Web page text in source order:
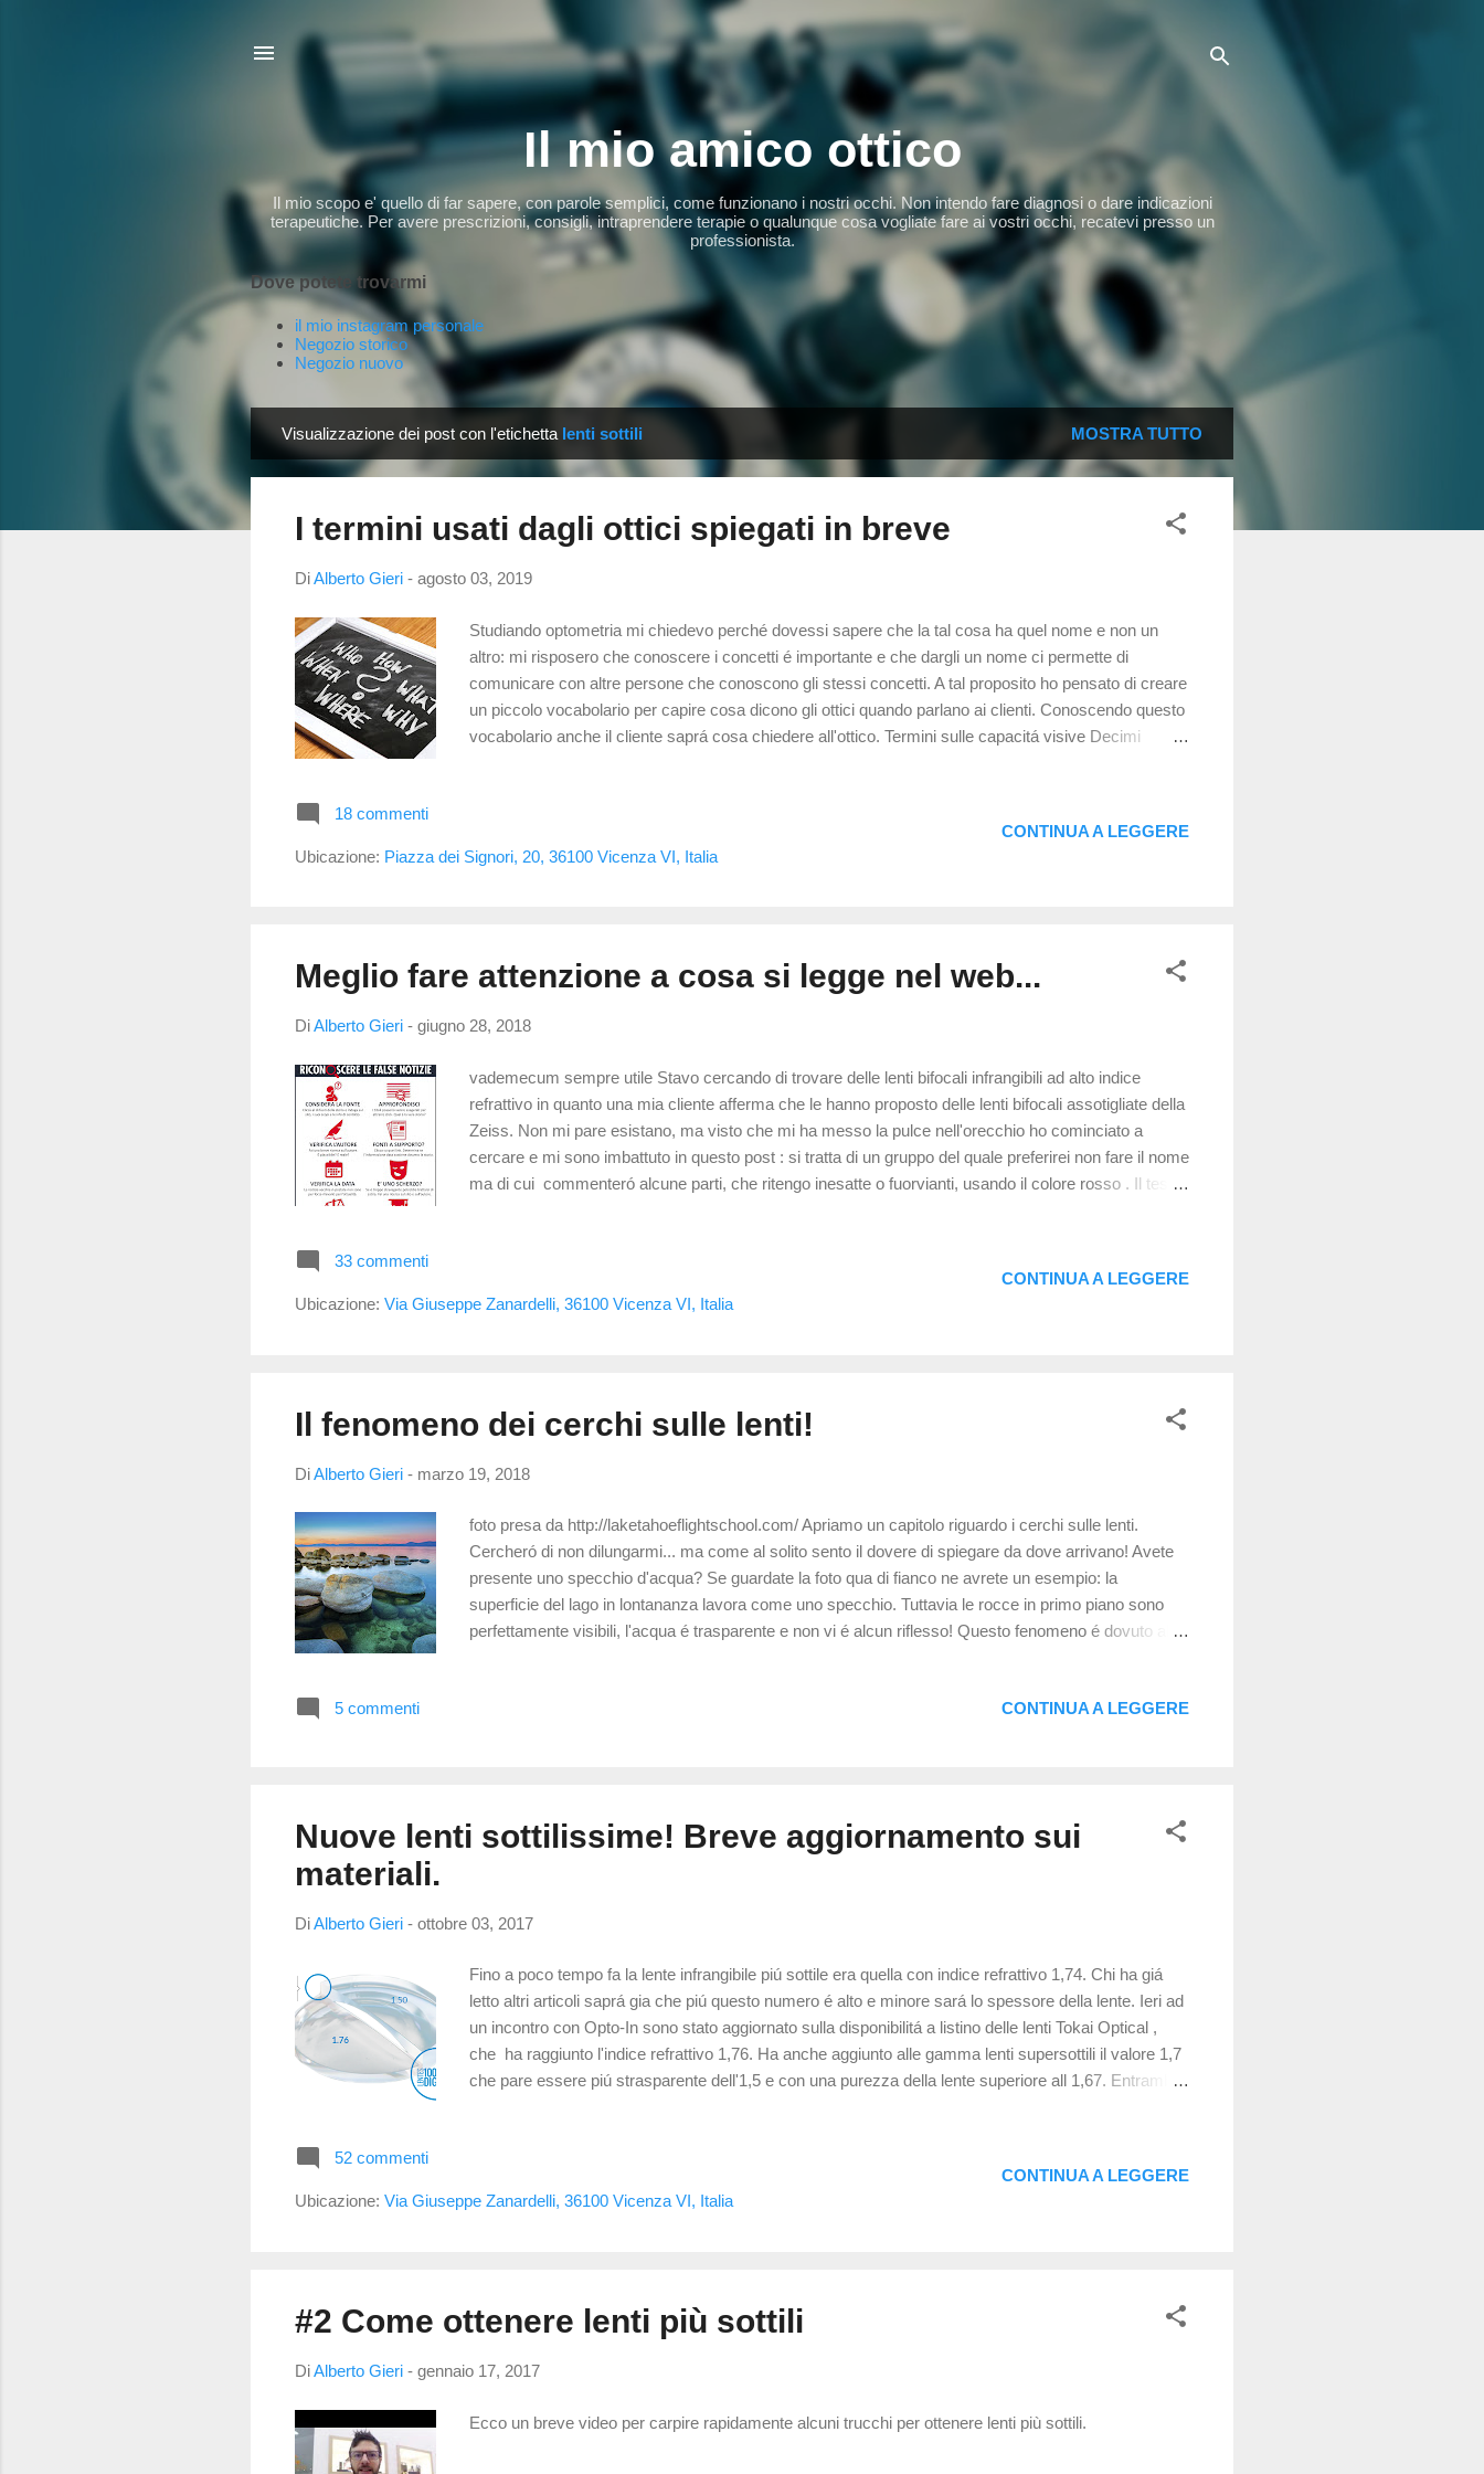
Passa ai contenuti principali
Il mio amico ottico
Il mio scopo e' quello di far sapere, con parole semplici, come funzionano i nostri occhi. Non intendo fare diagnosi o dare indicazioni
terapeutiche. Per avere prescrizioni, consigli, intraprendere terapie o qualunque cosa vogliate fare ai vostri occhi, recatevi presso un
professionista.
Dove potete trovarmi
il mio instagram personale
Negozio storico
Negozio nuovo
P
o
Visualizzazione dei post con l'etichetta lenti sottili MOSTRA TUTTO
I termini usati dagli ottici spiegati in breve
DiAlberto Gieri - agosto 03, 2019
Studiando optometria mi chiedevo perché dovessi sapere che la tal cosa ha quel nome e non un
altro: mi risposero che conoscere i concetti é importante e che dargli un nome ci permette di
comunicare con altre persone che conoscono gli stessi concetti. A tal proposito ho pensato di creare
un piccolo vocabolario per capire cosa dicono gli ottici quando parlano ai clienti. Conoscendo questo
vocabolario anche il cliente saprá cosa chiedere all'ottico. Termini sulle capacitá visive Decimi
quantitá accettata come buona e che indica un ottimale stato visivo é quella di 10/10. Diottrie
Definisce il potere di una lente . Maggiore é il numero espresso e piú spessa sará la lente. Diot...
18 commenti
Ubicazione: Piazza dei Signori, 20, 36100 Vicenza VI, Italia
CONTINUA A LEGGERE
Meglio fare attenzione a cosa si legge nel web...
DiAlberto Gieri - giugno 28, 2018
vademecum sempre utile Stavo cercando di trovare delle lenti bifocali infrangibili ad alto indice
refrattivo in quanto una mia cliente afferma che le hanno proposto delle lenti bifocali assotigliate della
Zeiss. Non mi pare esistano, ma visto che mi ha messo la pulce nell'orecchio ho cominciato a
cercare e mi sono imbattuto in questo post : si tratta di un gruppo del quale preferirei non fare il nome
ma di cui commenteró alcune parti, che ritengo inesatte o fuorvianti, usando il colore rosso . Il testo
elevata e per tutti gli altri difetti visivi Per quali difetti della vista si possono ottenere queste tipologie di
lenti? In real...
33 commenti
Ubicazione: Via Giuseppe Zanardelli, 36100 Vicenza VI, Italia
CONTINUA A LEGGERE
Il fenomeno dei cerchi sulle lenti!
DiAlberto Gieri - marzo 19, 2018
foto presa da http://laketahoeflightschool.com/ Apriamo un capitolo riguardo i cerchi sulle lenti.
Cercheró di non dilungarmi... ma come al solito sento il dovere di spiegare da dove arrivano! Avete
presente uno specchio d'acqua? Se guardate la foto qua di fianco ne avrete un esempio: la
superficie del lago in lontananza lavora come uno specchio. Tuttavia le rocce in primo piano sono
perfettamente visibili, l'acqua é trasparente e non vi é alcun riflesso! Questo fenomeno é dovuto alla
deviazione ecco che la luce rimbalza sulla superficie e genera il riflesso . É lo stesso fenomeno che
5 commenti CONTINUA A LEGGERE
Nuove lenti sottilissime! Breve aggiornamento sui
materiali.
DiAlberto Gieri - ottobre 03, 2017
Fino a poco tempo fa la lente infrangibile piú sottile era quella con indice refrattivo 1,74. Chi ha giá
letto altri articoli saprá gia che piú questo numero é alto e minore sará lo spessore della lente. Ieri ad
un incontro con Opto-In sono stato aggiornato sulla disponibilitá a listino delle lenti Tokai Optical ,
che ha raggiunto l'indice refrattivo 1,76. Ha anche aggiunto alle gamma lenti supersottili il valore 1,7
che pare essere piú strasparente dell'1,5 e con una purezza della lente superiore all 1,67. Entrambe
generalmente in geometria asferica) -1,590 (policarbonato, sottile e resistente ma otticamente non é
il massimo ed é piuttosto ...
52 commenti
Ubicazione: Via Giuseppe Zanardelli, 36100 Vicenza VI, Italia
CONTINUA A LEGGERE
#2 Come ottenere lenti più sottili
DiAlberto Gieri - gennaio 17, 2017
Ecco un breve video per carpire rapidamente alcuni trucchi per ottenere lenti più sottili.